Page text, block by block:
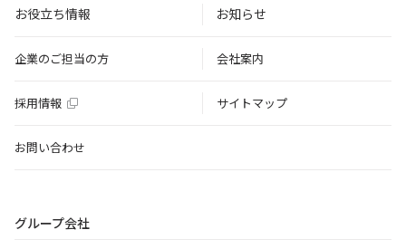
お役立ち情報 お知らせ
企業のご担当の方 会社案内
採用情報 サイトマップ
お問い合わせ
グループ会社